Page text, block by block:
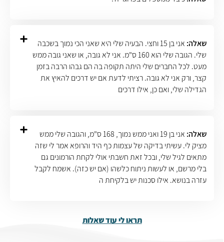
שאלה:
אני בן 15 וחצי. הבעיה שלי היא שאני הכי נמוך בשכבה
שלי. הגובה שלי הוא 160 ס"מ. אני לא גובה, או שאני גובה ממש
מעט. לכל החברים שלי היתה תקופה בה הם גבהו הרבה בזמן
קצר, ורק אני לא גובה. רציתי לדעת אם יש דרכים להאיץ את
הגדילה שלי, ואם כן, אילו דרכים
שאלה:
אני בן 19 ואני ממש נמוך, 168 ס"מ, והגובה שלי ממש
מציק לי. עשיתי בדיקה של עצמות כף היד והרופא אמר לי שזה
מתאים לגיל שלי, ובכל זאת חשבתי אולי לקחת הורמונים גם
בלי מרשם, או לעשות ניתוח כלשהו (אם יש כזה). אשמח לקבל
עזרה בנושא. אילו סכנות יש בלקיחת ה
תראו לי עוד שאלות